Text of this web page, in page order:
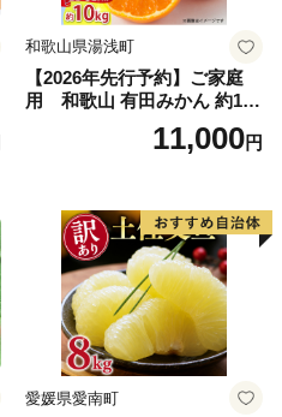
和歌山県湯浅町
【2026年先行予約】ご家庭
用 和歌山 有田みかん 約10k
g (2L、3Lサイズ)【湯浅町】
11,000円
愛媛県愛南町